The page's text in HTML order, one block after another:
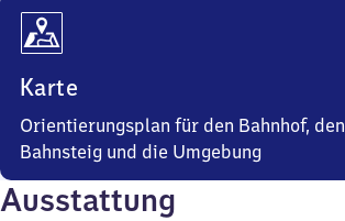
Karte
Orientierungsplan für den Bahnhof, den
Bahnsteig und die Umgebung
Ausstattung